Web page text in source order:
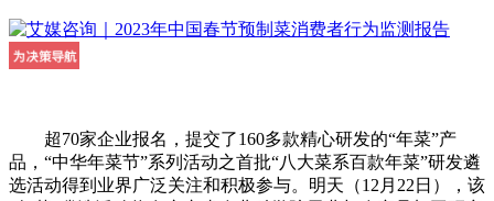
超70家企业报名，提交了160多款精心研发的“年菜”产
品，“中华年菜节”系列活动之首批“八大菜系百款年菜”研发遴
选活动得到业界广泛关注和积极参与。明天（12月22日），该